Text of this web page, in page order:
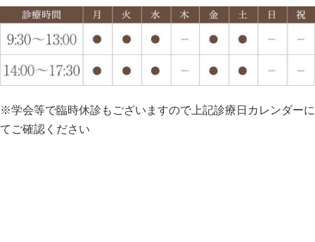
※学会等で臨時休診もございますので上記診療日カレンダーに
てご確認ください